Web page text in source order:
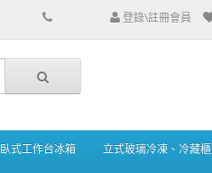
登錄\註冊會員
臥式工作台冰箱 立式玻璃冷凍、冷藏櫃